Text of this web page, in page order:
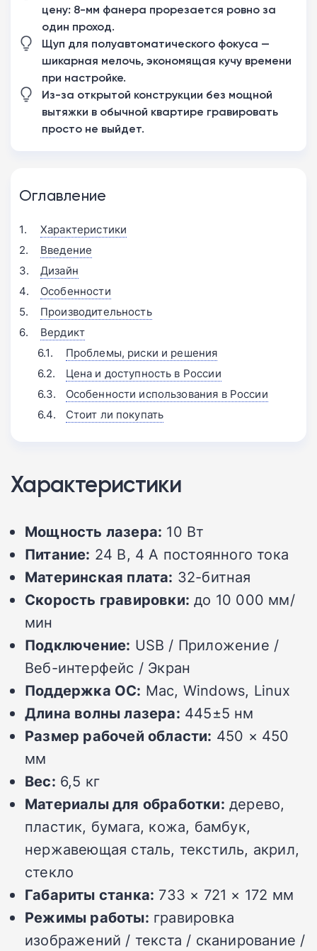
цену: 8-мм фанера прорезается ровно за
один проход.
Щуп для полуавтоматического фокуса —
шикарная мелочь, экономящая кучу времени
при настройке.
Из-за открытой конструкции без мощной
вытяжки в обычной квартире гравировать
просто не выйдет.
Оглавление
Характеристики
Введение
Дизайн
Особенности
Производительность
Вердикт
Проблемы, риски и решения
Цена и доступность в России
Особенности использования в России
Стоит ли покупать
Характеристики
Мощность лазера: 10 Вт
Питание: 24 В, 4 А постоянного тока
Материнская плата: 32-битная
Скорость гравировки: до 10 000 мм/
мин
Подключение: USB / Приложение /
Веб-интерфейс / Экран
Поддержка ОС: Mac, Windows, Linux
Длина волны лазера: 445±5 нм
Размер рабочей области: 450 × 450
мм
Вес: 6,5 кг
Материалы для обработки: дерево,
пластик, бумага, кожа, бамбук,
нержавеющая сталь, текстиль, акрил,
стекло
Габариты станка: 733 × 721 × 172 мм
Режимы работы: гравировка
изображений / текста / сканирование /